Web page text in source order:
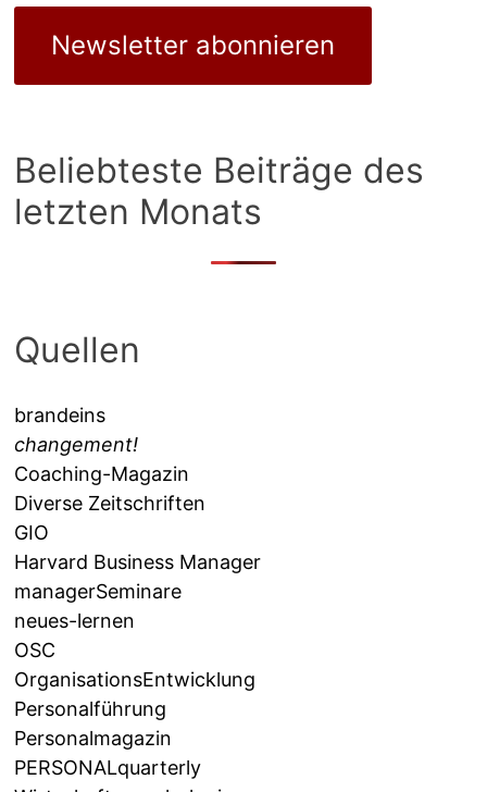
Newsletter abonnieren
Beliebteste Beiträge des
letzten Monats
Quellen
brandeins
changement!
Coaching-Magazin
Diverse Zeitschriften
GIO
Harvard Business Manager
managerSeminare
neues-lernen
OSC
OrganisationsEntwicklung
Personalführung
Personalmagazin
PERSONALquarterly